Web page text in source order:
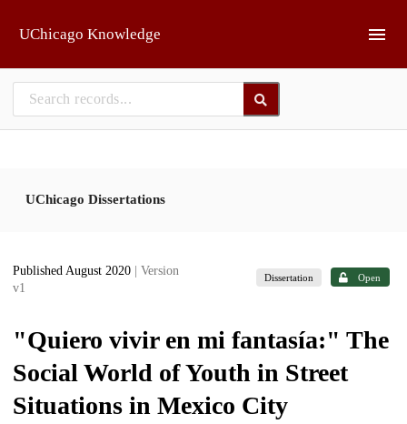
UChicago Knowledge
UChicago Dissertations
Published August 2020
| Version
v1
Dissertation Open
"Quiero vivir en mi fantasía:" The
Social World of Youth in Street
Situations in Mexico City